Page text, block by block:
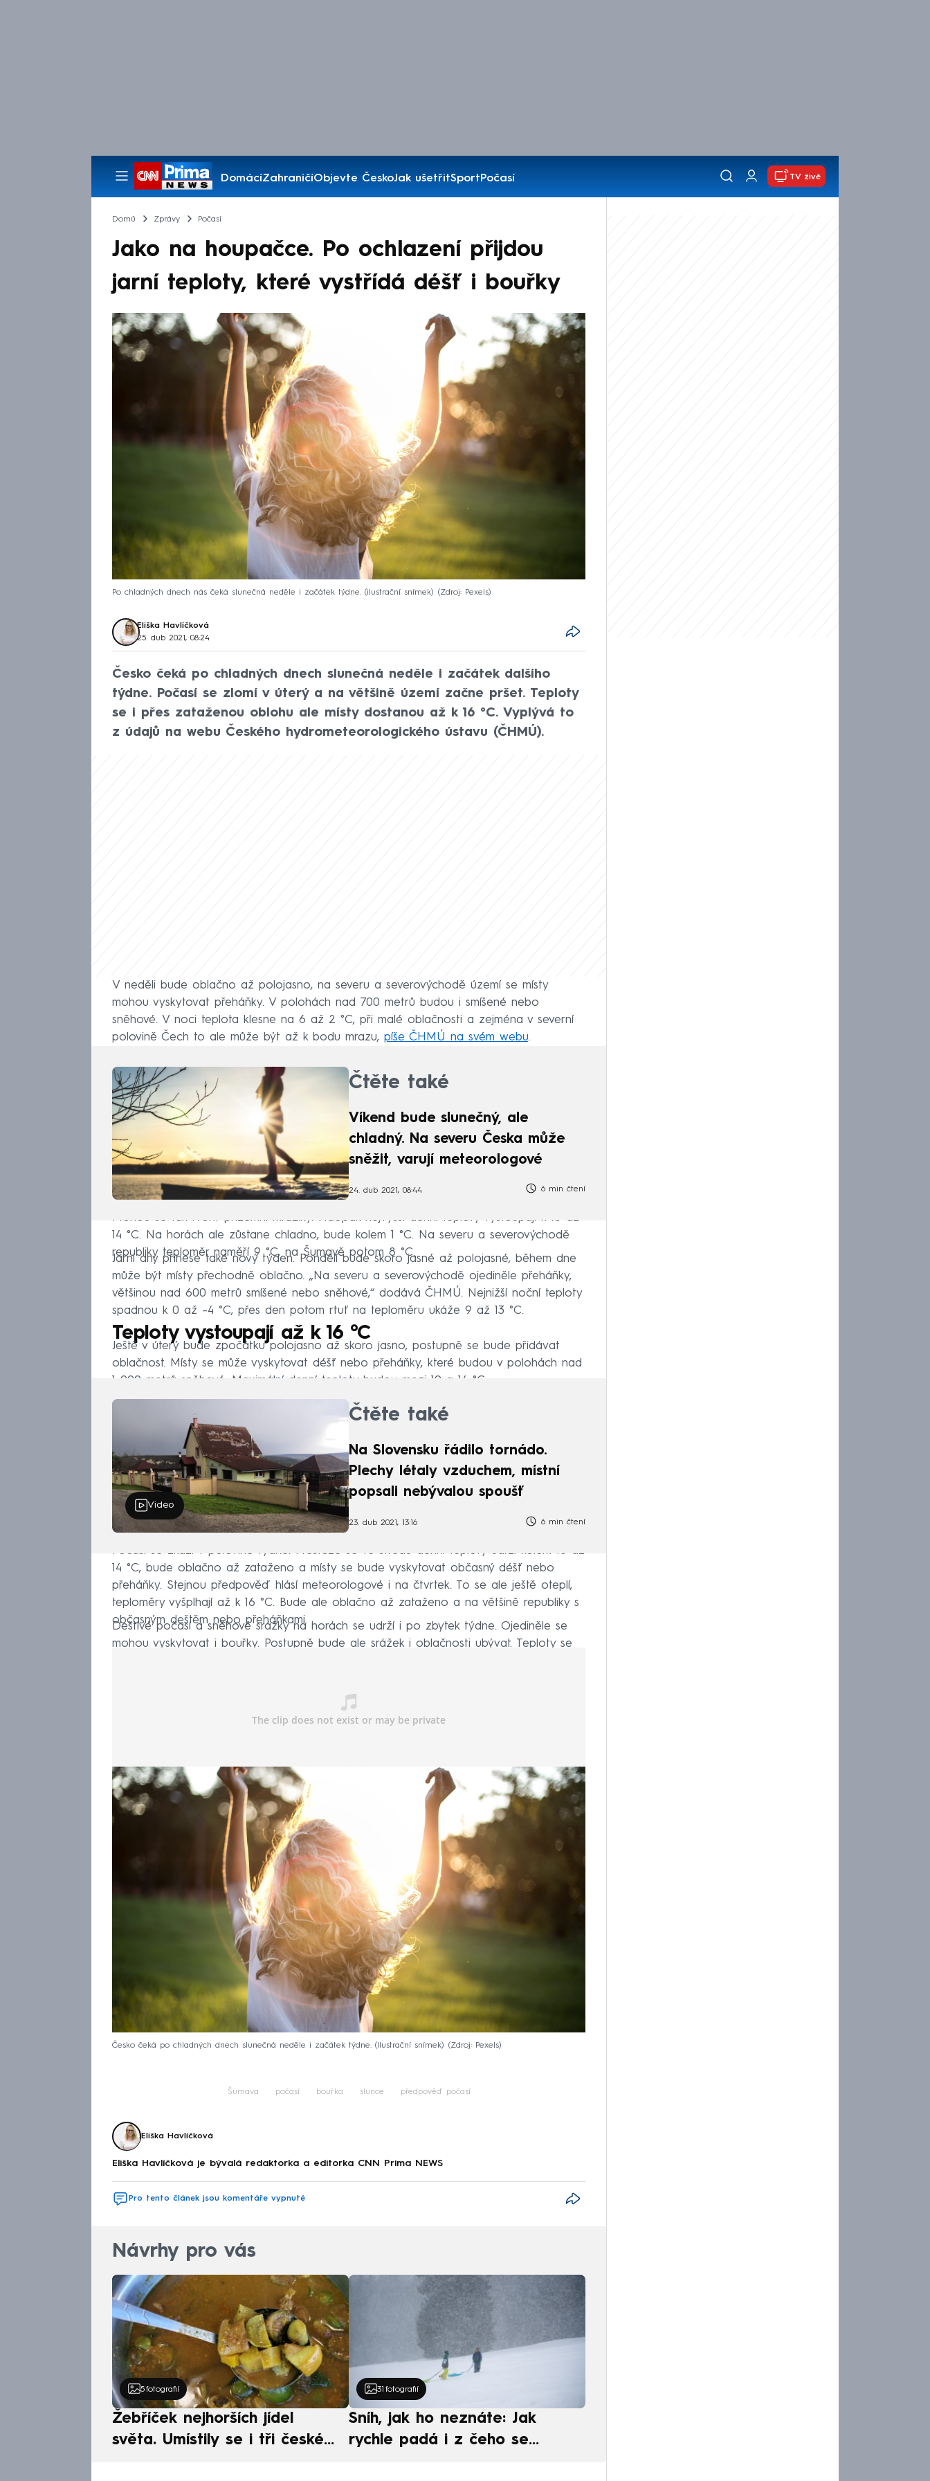
DomácíZahraničíObjevte ČeskoJak ušetřitSportPočasí
Pořady
TV živě
Domů Zprávy Počasí
Jako na houpačce. Po ochlazení přijdou
jarní teploty, které vystřídá déšť i bouřky
Po chladných dnech nás čeká slunečná neděle i začátek týdne. (ilustrační snímek) Zdroj: Pexels
Eliška Havlíčková
25. dub 2021, 08:24
Česko čeká po chladných dnech slunečná neděle i začátek dalšího
týdne. Počasí se zlomí v úterý a na většině území začne pršet. Teploty
se i přes zataženou oblohu ale místy dostanou až k 16 °C. Vyplývá to
z údajů na webu Českého hydrometeorologického ústavu (ČHMÚ).
V neděli bude oblačno až polojasno, na severu a severovýchodě území se místy
mohou vyskytovat přeháňky. V polohách nad 700 metrů budou i smíšené nebo
sněhové. V noci teplota klesne na 6 až 2 °C, při malé oblačnosti a zejména v severní
polovině Čech to ale může být až k bodu mrazu, píše ČHMÚ na svém webu.
Čtěte také
Víkend bude slunečný, ale
chladný. Na severu Česka může
sněžit, varují meteorologové
24. dub 2021, 08:44 6 min čtení
Mohou se tak tvořit přízemní mrazíky. Naopak nejvyšší denní teploty vystoupají k 10 až
14 °C. Na horách ale zůstane chladno, bude kolem 1 °C. Na severu a severovýchodě
republiky teploměr naměří 9 °C, na Šumavě potom 8 °C.
Jarní dny přinese také nový týden. Pondělí bude skoro jasné až polojasné, během dne
může být místy přechodně oblačno. „Na severu a severovýchodě ojediněle přeháňky,
většinou nad 600 metrů smíšené nebo sněhové,“ dodává ČHMÚ. Nejnižší noční teploty
spadnou k 0 až –4 °C, přes den potom rtuť na teploměru ukáže 9 až 13 °C.
Teploty vystoupají až k 16 °C
Ještě v úterý bude zpočátku polojasno až skoro jasno, postupně se bude přidávat
oblačnost. Místy se může vyskytovat déšť nebo přeháňky, které budou v polohách nad
1 000 metrů sněhové. Maximální denní teploty budou mezi 10 a 14 °C.
Video
Čtěte také
Na Slovensku řádilo tornádo.
Plechy létaly vzduchem, místní
popsali nebývalou spoušť
23. dub 2021, 13:16 6 min čtení
Počasí se zkazí v polovině týdne. Přestože se ve středu denní teploty udrží kolem 10 až
14 °C, bude oblačno až zataženo a místy se bude vyskytovat občasný déšť nebo
přeháňky. Stejnou předpověď hlásí meteorologové i na čtvrtek. To se ale ještě oteplí,
teploměry vyšplhají až k 16 °C. Bude ale oblačno až zataženo a na většině republiky s
občasným deštěm nebo přeháňkami.
Deštivé počasí a sněhové srážky na horách se udrží i po zbytek týdne. Ojediněle se
mohou vyskytovat i bouřky. Postupně bude ale srážek i oblačnosti ubývat. Teploty se
Česko čeká po chladných dnech slunečná neděle i začátek týdne. (Ilustrační snímek) Zdroj: Pexels
Šumava počasí bouřka slunce předpověď počasí
Eliška Havlíčková
Eliška Havlíčková je bývalá redaktorka a editorka CNN Prima NEWS
Pro tento článek jsou komentáře vypnuté
Návrhy pro vás
5 fotografií
Žebříček nejhorších jídel
světa. Umístily se i tři české
31 fotografií
Sníh, jak ho neznáte: Jak
rychle padá i z čeho se